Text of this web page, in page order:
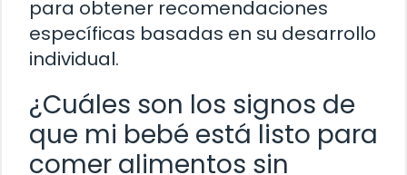
para obtener recomendaciones
específicas basadas en su desarrollo
individual.
¿Cuáles son los signos de
que mi bebé está listo para
comer alimentos sin